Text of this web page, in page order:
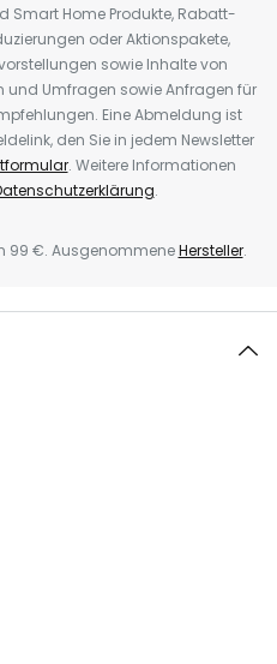
Smart Home Produkte, Rabatt-
oder Aktionspakete,
sowie Inhalte von
Umfragen sowie Anfragen für
Eine Abmeldung ist
den Sie in jedem Newsletter
. Weitere Informationen
.
99 €. AusgenommeneHersteller.